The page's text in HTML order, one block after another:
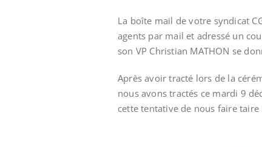
La boîte mail de votre syndicat
agents par mail et adressé un
son VP Christian MATHON se
Après avoir tracté lors de la
nous avons tractés ce mardi 9
cette tentative de nous faire taire